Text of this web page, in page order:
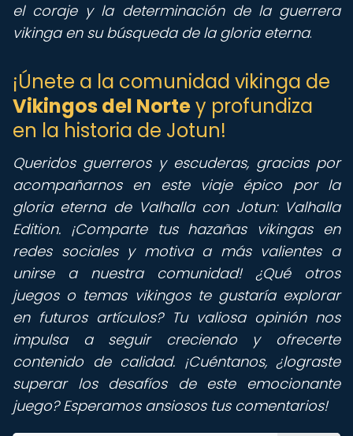
el coraje y la determinación de la guerrera
vikinga en su búsqueda de la gloria eterna.
¡Únete a la comunidad vikinga de
Vikingos del Nortey profundiza
en la historia de Jotun!
Queridos guerreros y escuderas, gracias por
acompañarnos en este viaje épico por la
gloria eterna de Valhalla con Jotun: Valhalla
Edition. ¡Comparte tus hazañas vikingas en
redes sociales y motiva a más valientes a
unirse a nuestra comunidad! ¿Qué otros
juegos o temas vikingos te gustaría explorar
en futuros artículos? Tu valiosa opinión nos
impulsa a seguir creciendo y ofrecerte
contenido de calidad. ¡Cuéntanos, ¿lograste
superar los desafíos de este emocionante
juego? Esperamos ansiosos tus comentarios!